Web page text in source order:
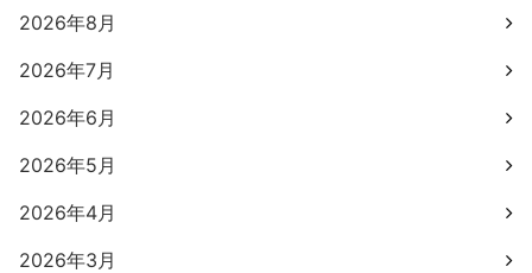
2026年8月
2026年7月
2026年6月
2026年5月
2026年4月
2026年3月